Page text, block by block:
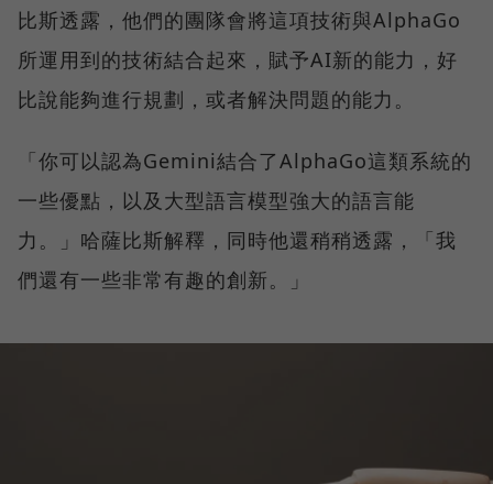
比斯透露，他們的團隊會將這項技術與AlphaGo
所運用到的技術結合起來，賦予AI新的能力，好
比說能夠進行規劃，或者解決問題的能力。
「你可以認為Gemini結合了AlphaGo這類系統的
一些優點，以及大型語言模型強大的語言能
力。」哈薩比斯解釋，同時他還稍稍透露，「我
們還有一些非常有趣的創新。」